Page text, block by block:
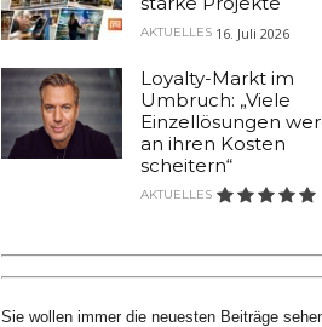
AKTUELLES 16. Juli 2026
Loyalty-Markt im
Umbruch: „Viele
Einzellösungen
an ihren Kosten
scheitern“
AKTUELLES
Sie wollen immer die neuesten Beiträge